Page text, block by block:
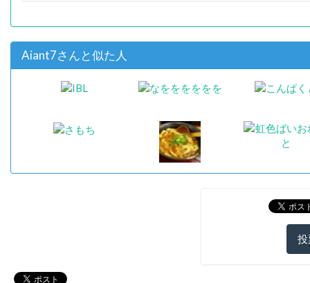
Aiant7さんと似た人
投